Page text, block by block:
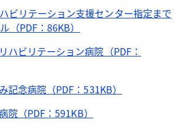
ビリテーション支援センター指定まで
（PDF：86KB）
ハビリテーション病院（PDF：
記念病院（PDF：531KB）
院（PDF：591KB）